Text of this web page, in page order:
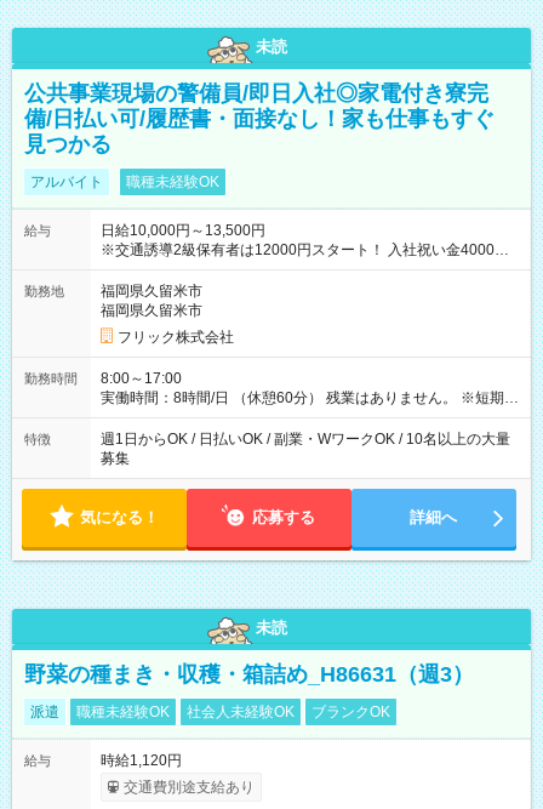
未読
公共事業現場の警備員/即日入社◎家電付き寮完
備/日払い可/履歴書・面接なし！家も仕事もすぐ
見つかる
アルバイト 職種未経験OK
給与
日給10,000円～13,500円
※交通誘導2級保有者は12000円スタート！ 入社祝い金4000円
【試用期間】試用期間なし
勤務地
福岡県久留米市
福岡県久留米市
フリック株式会社
勤務時間
8:00～17:00
実働時間：8時間/日 （休憩60分） 残業はありません。 ※短期の
募集は行っておりません。予めご了承くださいませ。
特徴
週1日からOK / 日払いOK / 副業・WワークOK / 10名以上の大量
募集
気になる！ 応募する 詳細へ
未読
野菜の種まき・収穫・箱詰め_H86631（週3）
派遣 職種未経験OK 社会人未経験OK ブランクOK
給与
時給1,120円
交通費別途支給あり